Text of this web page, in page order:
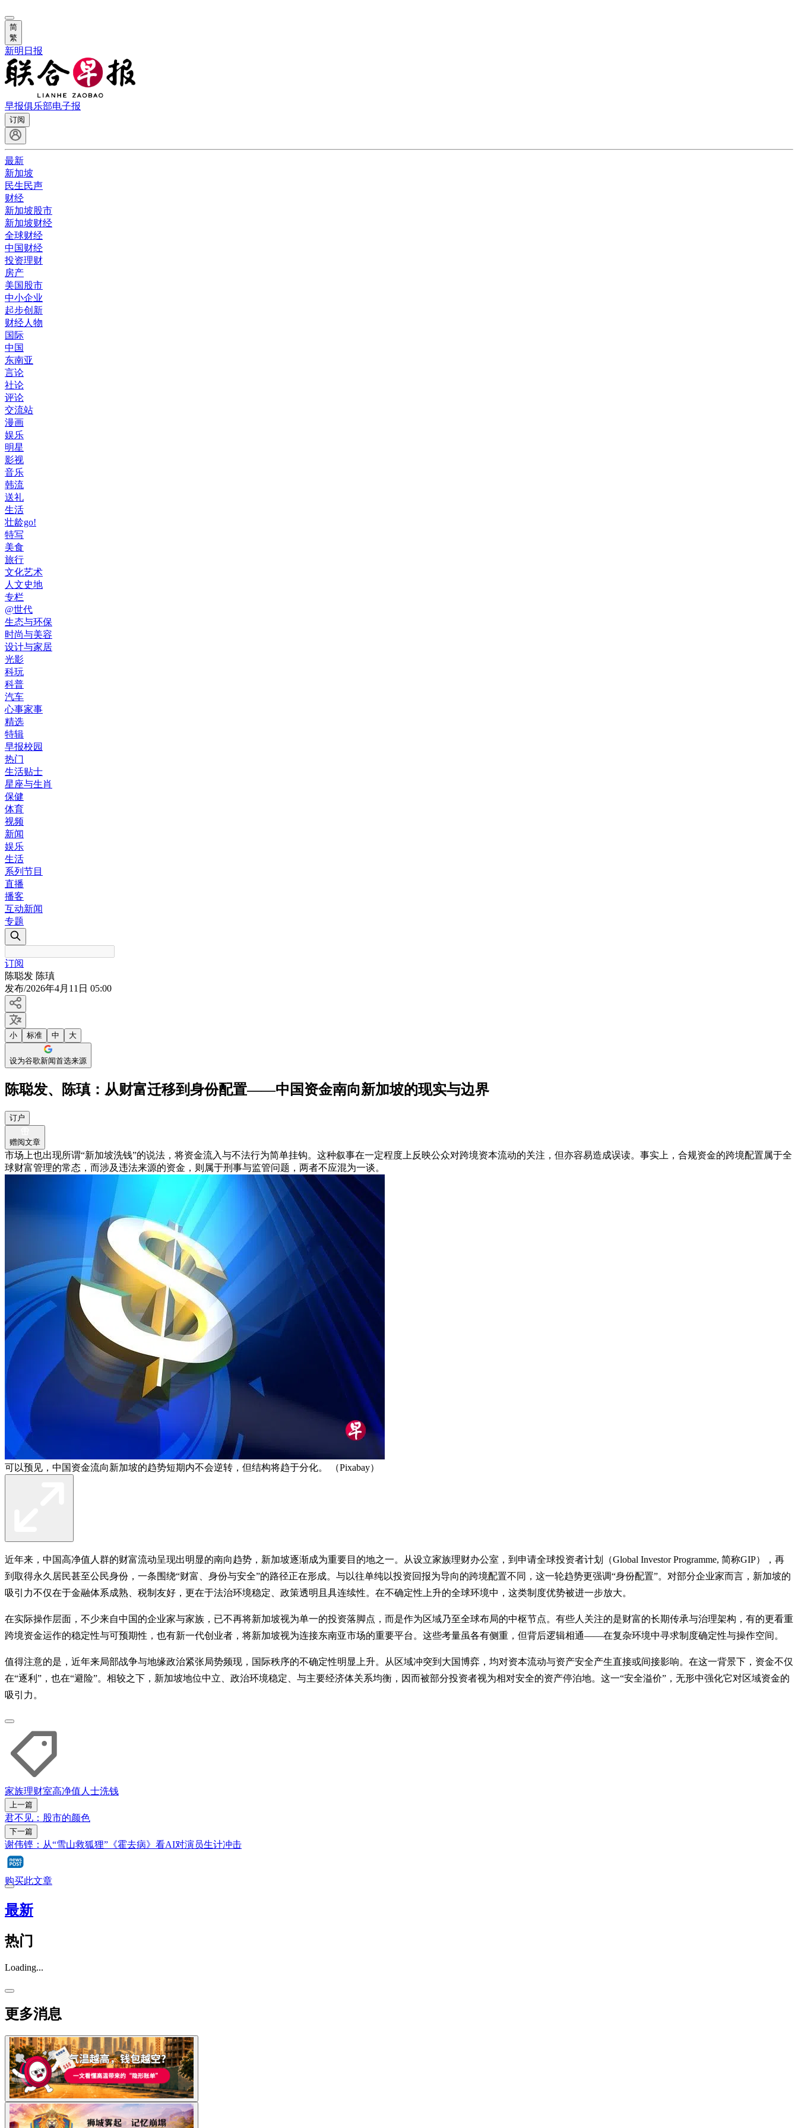
简
繁
新明日报
早报俱乐部电子报
订阅
最新
新加坡
民生民声
财经
新加坡股市
新加坡财经
全球财经
中国财经
投资理财
房产
美国股市
中小企业
起步创新
财经人物
国际
中国
东南亚
言论
社论
评论
交流站
漫画
娱乐
明星
影视
音乐
韩流
送礼
生活
壮龄go!
特写
美食
旅行
文化艺术
人文史地
专栏
@世代
生态与环保
时尚与美容
设计与家居
光影
科玩
科普
汽车
心事家事
精选
特辑
早报校园
热门
生活贴士
星座与生肖
保健
体育
视频
新闻
娱乐
生活
系列节目
直播
播客
互动新闻
专题
订阅
陈聪发 陈瑱
发布/2026年4月11日 05:00
小 标准 中 大
设为谷歌新闻首选来源
陈聪发、陈瑱：从财富迁移到身份配置——中国资金南向新加坡的现实与边界
订户
赠阅文章
市场上也出现所谓“新加坡洗钱”的说法，将资金流入与不法行为简单挂钩。这种叙事在一定程度上反映公众对跨境资本流动的关注，但亦容易造成误读。事实上，合规资金的跨境配置属于全
球财富管理的常态，而涉及违法来源的资金，则属于刑事与监管问题，两者不应混为一谈。
可以预见，中国资金流向新加坡的趋势短期内不会逆转，但结构将趋于分化。 （Pixabay）
近年来，中国高净值人群的财富流动呈现出明显的南向趋势，新加坡逐渐成为重要目的地之一。从设立家族理财办公室，到申请全球投资者计划（Global Investor Programme, 简称GIP），再
到取得永久居民甚至公民身份，一条围绕“财富、身份与安全”的路径正在形成。与以往单纯以投资回报为导向的跨境配置不同，这一轮趋势更强调“身份配置”。对部分企业家而言，新加坡的
吸引力不仅在于金融体系成熟、税制友好，更在于法治环境稳定、政策透明且具连续性。在不确定性上升的全球环境中，这类制度优势被进一步放大。
在实际操作层面，不少来自中国的企业家与家族，已不再将新加坡视为单一的投资落脚点，而是作为区域乃至全球布局的中枢节点。有些人关注的是财富的长期传承与治理架构，有的更看重
跨境资金运作的稳定性与可预期性，也有新一代创业者，将新加坡视为连接东南亚市场的重要平台。这些考量虽各有侧重，但背后逻辑相通——在复杂环境中寻求制度确定性与操作空间。
值得注意的是，近年来局部战争与地缘政治紧张局势频现，国际秩序的不确定性明显上升。从区域冲突到大国博弈，均对资本流动与资产安全产生直接或间接影响。在这一背景下，资金不仅
在“逐利”，也在“避险”。相较之下，新加坡地位中立、政治环境稳定、与主要经济体关系均衡，因而被部分投资者视为相对安全的资产停泊地。这一“安全溢价”，无形中强化它对区域资金的
吸引力。
家族理财室高净值人士洗钱
上一篇
君不见：股市的颜色
下一篇
谢伟铿：从“雪山救狐狸”《霍去病》看AI对演员生计冲击
购买此文章
最新
热门
Loading...
更多消息